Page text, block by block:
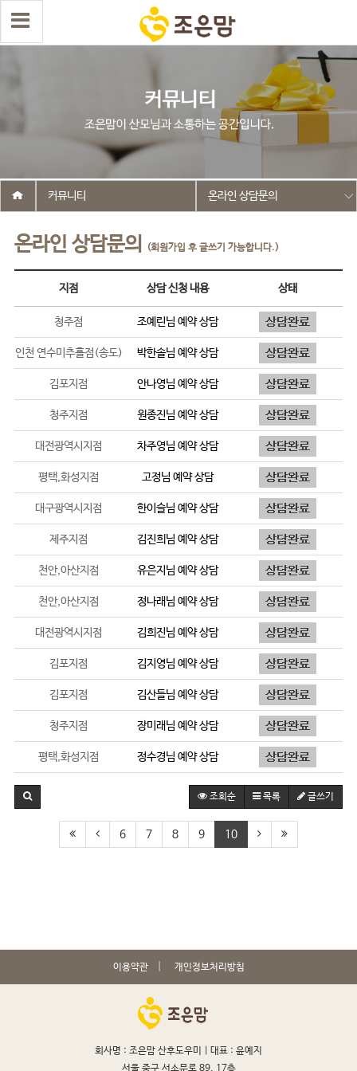
온라인 상담문의 (회원가입 후 글쓰기 가능합니다.)
커뮤니티 온라인 상담문의
지점 상담 신청 내용 상태
청주점 조예린님 예약 상담
인천 연수미추홀점(송도) 박한솔님 예약 상담
김포지점 안나영님 예약 상담
청주지점 원종진님 예약 상담
대전광역시지점 차주영님 예약 상담
평택,화성지점 고정님 예약 상담
대구광역시지점 한이슬님 예약 상담
제주지점 김진희님 예약 상담
천안,아산지점 유은지 님 예약 상담
천안,아산지점 정나래님 예약 상담
대전광역시지점 김희진님 예약 상담
김포지점 김지영님 예약 상담
김포지점 김산들님 예약 상담
청주지점 장미래님 예약 상담
평택,화성지점 정수경님 예약 상담
조회순 목록 글쓰기
6 7 8 9 10
이용약관 개인정보처리방침
회사명 : 조은맘 산후도우미 | 대표 : 윤예지
서울 중구 서소문로 89, 17층